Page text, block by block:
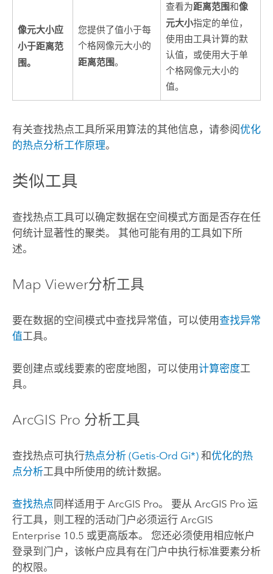
像元大小应
小于距离范
围。
您提供了值小于每
个格网像元大小的
距离范围。
查看为距离范围和像
元大小指定的单位，
使用由工具计算的默
认值，或使用大于单
个格网像元大小的
值。
有关查找热点工具所采用算法的其他信息，请参阅优化
的热点分析工作原理。
类似工具
查找热点工具可以确定数据在空间模式方面是否存在任
何统计显著性的聚类。 其他可能有用的工具如下所
述。
Map Viewer分析工具
要在数据的空间模式中查找异常值，可以使用查找异常
值工具。
要创建点或线要素的密度地图，可以使用计算密度工
具。
ArcGIS Pro 分析工具
查找热点可执行热点分析 (Getis-Ord Gi*)和优化的热
点分析工具中所使用的统计数据。
查找热点同样适用于 ArcGIS Pro。 要从 ArcGIS Pro运
行工具，则工程的活动门户必须运行 ArcGIS
Enterprise 10.5 或更高版本。 您还必须使用相应帐户
登录到门户，该帐户应具有在门户中执行标准要素分析
的权限。